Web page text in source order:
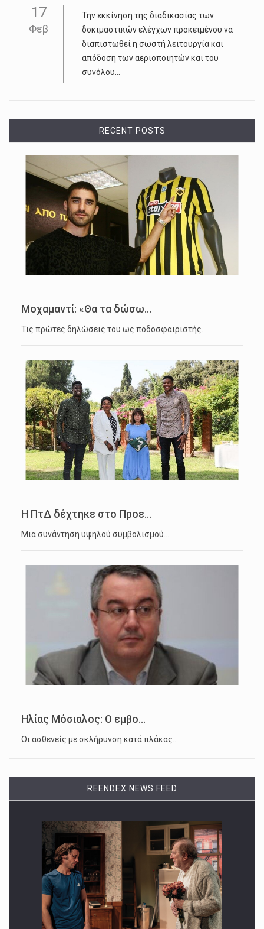
17
Φεβ
Την εκκίνηση της διαδικασίας των
δοκιμαστικών ελέγχων προκειμένου να
διαπιστωθεί η σωστή λειτουργία και
απόδοση των αεριοποιητών και του
συνόλου...
RECENT POSTS
Μοχαμαντί: «Θα τα δώσω...
Τις πρώτες δηλώσεις του ως ποδοσφαιριστής…
Η ΠτΔ δέχτηκε στο Προε...
Μια συνάντηση υψηλού συμβολισμού…
Ηλίας Μόσιαλος: Ο εμβο...
Οι ασθενείς με σκλήρυνση κατά πλάκας…
REENDEX NEWS FEED